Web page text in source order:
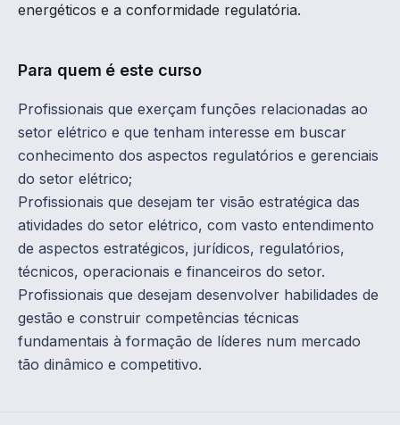
energéticos e a conformidade regulatória.
Para quem é este curso
Profissionais que exerçam funções relacionadas ao
setor elétrico e que tenham interesse em buscar
conhecimento dos aspectos regulatórios e gerenciais
do setor elétrico;
Profissionais que desejam ter visão estratégica das
atividades do setor elétrico, com vasto entendimento
de aspectos estratégicos, jurídicos, regulatórios,
técnicos, operacionais e financeiros do setor.
Profissionais que desejam desenvolver habilidades de
gestão e construir competências técnicas
fundamentais à formação de líderes num mercado
tão dinâmico e competitivo.